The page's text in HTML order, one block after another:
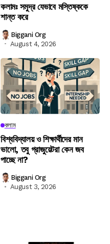
কলামঃ সমুদ্র যেভাবে মস্তিষ্ককে
শান্ত করে
Biggani Org
August 4, 2026
কলাম
বিশ্ববিদ্যালয় ও শিক্ষার্থীদের মান
ভালো, তবু গ্রাজুয়েটরা কেন জব
পাচ্ছে না?
Biggani Org
August 3, 2026